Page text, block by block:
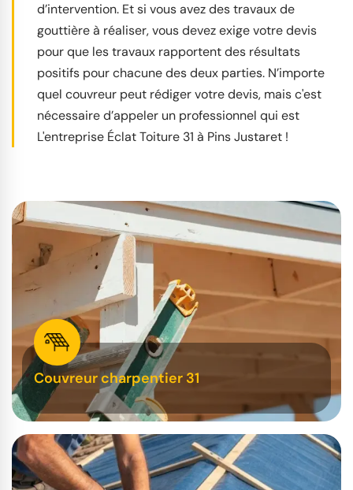
d’intervention. Et si vous avez des travaux de
gouttière à réaliser, vous devez exige votre devis
pour que les travaux rapportent des résultats
positifs pour chacune des deux parties. N’importe
quel couvreur peut rédiger votre devis, mais c'est
nécessaire d’appeler un professionnel qui est
L'entreprise Éclat Toiture 31 à Pins Justaret !
Couvreur charpentier 31